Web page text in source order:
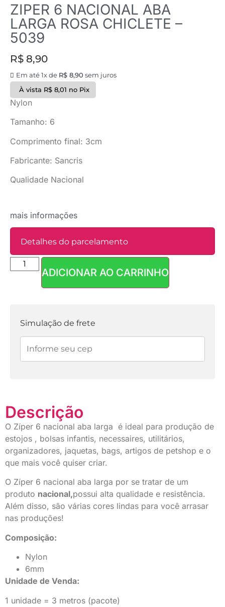
ZIPER 6 NACIONAL ABA
LARGA ROSA CHICLETE –
5039
R$ 8,90
Em até 1x de R$ 8,90 sem juros
À vista R$8,01 no Pix
Nylon
Tamanho: 6
Comprimento final: 3cm
Fabricante: Sancris
Qualidade Nacional
mais informações
Detalhes do parcelamento
Parcelas:ADICIONAR AO CARRINHO
Simulação de frete
Descrição
O Zíper 6 nacional aba larga é ideal para produção de
estojos , bolsas infantis, necessaires, utilitários,
organizadores, jaquetas, bags, artigos de petshop e o
que mais você quiser criar.
O Zíper 6 nacional aba larga por se tratar de um
produto nacional,possui alta qualidade e resistência.
Além disso, são várias cores lindas para você arrasar
nas produções!
Composição:
Nylon
6mm
Unidade de Venda:
1 unidade = 3 metros (pacote)